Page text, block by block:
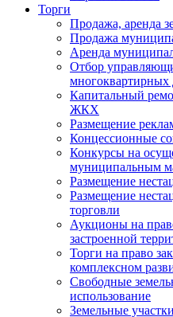
Торги
Продажа, аренда
Продажа
Аренда
Отбор
многоквартирных
Капитальный
ЖКХ
Размещение
Концессионные
Конкурсы на
муниципальным
Размещение
Размещение
торговли
Аукционы на
застроенной
Торги на право
комплексном
Свободные
использование
Земельные